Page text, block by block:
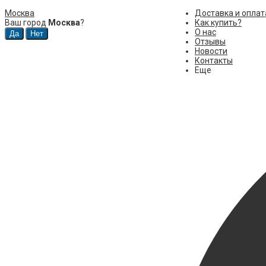
Москва
Ваш город Москва?
Доставка и
Как купить?
О нас
Отзывы
Новости
Контакты
Еще